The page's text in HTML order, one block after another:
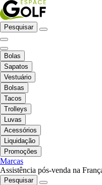
Pesquisar
Bolas
Sapatos
Vestuário
Bolsas
Tacos
Trolleys
Luvas
Acessórios
Liquidação
Promoções
Marcas
Assistência pós-venda na
Pesquisar